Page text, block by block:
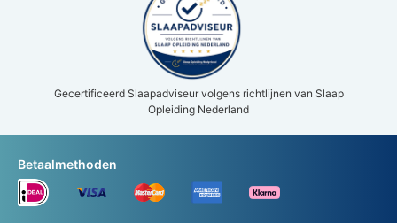
Gecertificeerd Slaapadviseur volgens richtlijnen van Slaap
Opleiding Nederland
Betaalmethoden